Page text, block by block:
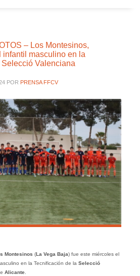
– Los Montesinos,
infantil masculino en la
Valenciana
POR PRENSA FFCV
Montesinos (La Vega Baja) fue este miércoles el
en la Tecnificación de la Selecció
Alicante.